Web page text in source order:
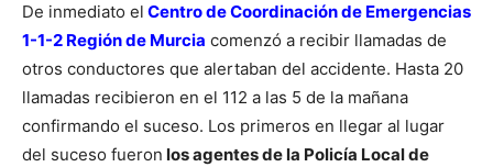
De inmediato el Centro de Coordinación de Emergencias
1-1-2 Región de Murcia comenzó a recibir llamadas de
otros conductores que alertaban del accidente. Hasta 20
llamadas recibieron en el 112 a las 5 de la mañana
confirmando el suceso. Los primeros en llegar al lugar
del suceso fueron los agentes de la Policía Local de